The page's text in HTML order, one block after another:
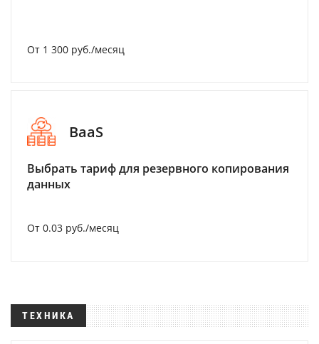
От 1 300 руб./месяц
BaaS
Выбрать тариф для резервного копирования
данных
От 0.03 руб./месяц
ТЕХНИКА